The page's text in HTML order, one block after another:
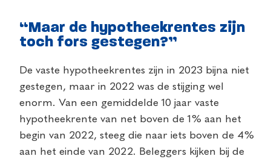
“Maar de hypotheekrentes zijn
toch fors gestegen?”
De vaste hypotheekrentes zijn in 2023 bijna niet
gestegen, maar in 2022 was de stijging wel
enorm. Van een gemiddelde 10 jaar vaste
hypotheekrente van net boven de 1% aan het
begin van 2022, steeg die naar iets boven de 4%
aan het einde van 2022. Beleggers kijken bij de